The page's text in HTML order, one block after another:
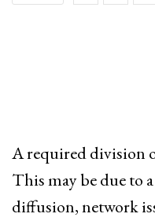
A required division
This may be due to
diffusion, network